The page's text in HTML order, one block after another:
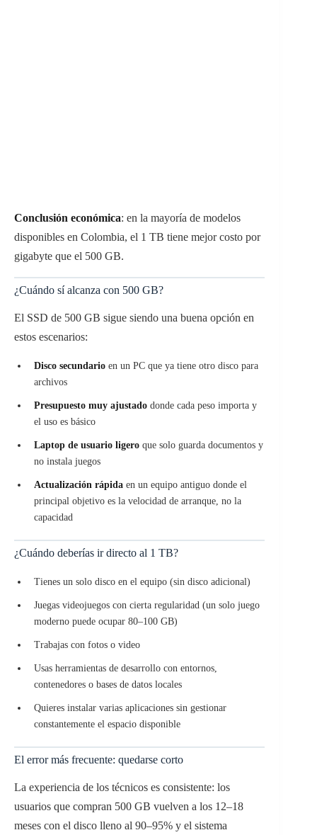
Conclusión económica: en la mayoría de modelos
disponibles en Colombia, el 1 TB tiene mejor costo por
gigabyte que el 500 GB.
¿Cuándo sí alcanza con 500 GB?
El SSD de 500 GB sigue siendo una buena opción en
estos escenarios:
Disco secundario en un PC que ya tiene otro disco para
archivos
Presupuesto muy ajustado donde cada peso importa y
el uso es básico
Laptop de usuario ligero que solo guarda documentos y
no instala juegos
Actualización rápida en un equipo antiguo donde el
principal objetivo es la velocidad de arranque, no la
capacidad
¿Cuándo deberías ir directo al 1 TB?
Tienes un solo disco en el equipo (sin disco adicional)
Juegas videojuegos con cierta regularidad (un solo juego
moderno puede ocupar 80–100 GB)
Trabajas con fotos o video
Usas herramientas de desarrollo con entornos,
contenedores o bases de datos locales
Quieres instalar varias aplicaciones sin gestionar
constantemente el espacio disponible
El error más frecuente: quedarse corto
La experiencia de los técnicos es consistente: los
usuarios que compran 500 GB vuelven a los 12–18
meses con el disco lleno al 90–95% y el sistema